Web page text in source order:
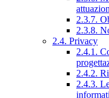
2.3.7.
2.3.8.
2.4. Privacy
2.4.1.
2.4.2.
2.4.3.